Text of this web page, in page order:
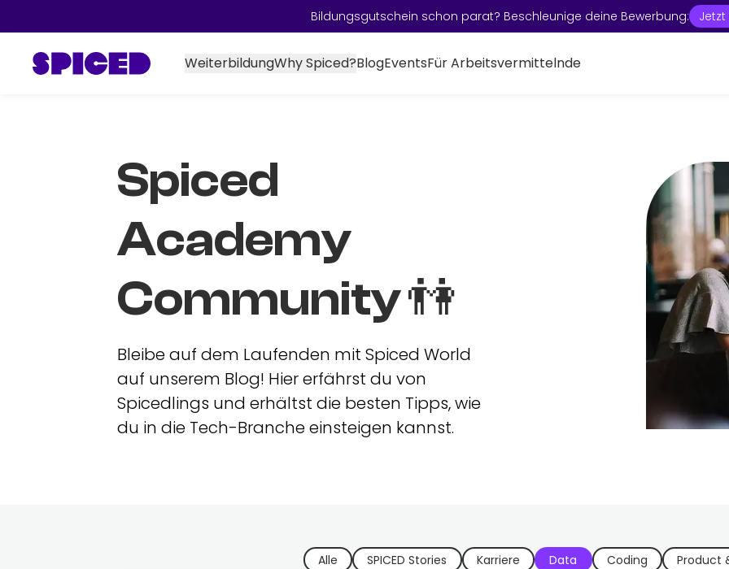
Bildungsgutschein schon parat? Beschleunige deine Bewerbung:
WeiterbildungWhy Spiced?BlogEventsFür Arbeitsvermittelnde
Spiced
Academy
Community 👫
Bleibe auf dem Laufenden mit Spiced World
auf unserem Blog! Hier erfährst du von
Spicedlings und erhältst die besten Tipps, wie
du in die Tech-Branche einsteigen kannst.
Alle SPICED Stories Karriere Data Coding Product